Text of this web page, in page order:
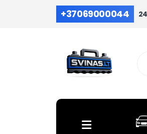
+37069000044